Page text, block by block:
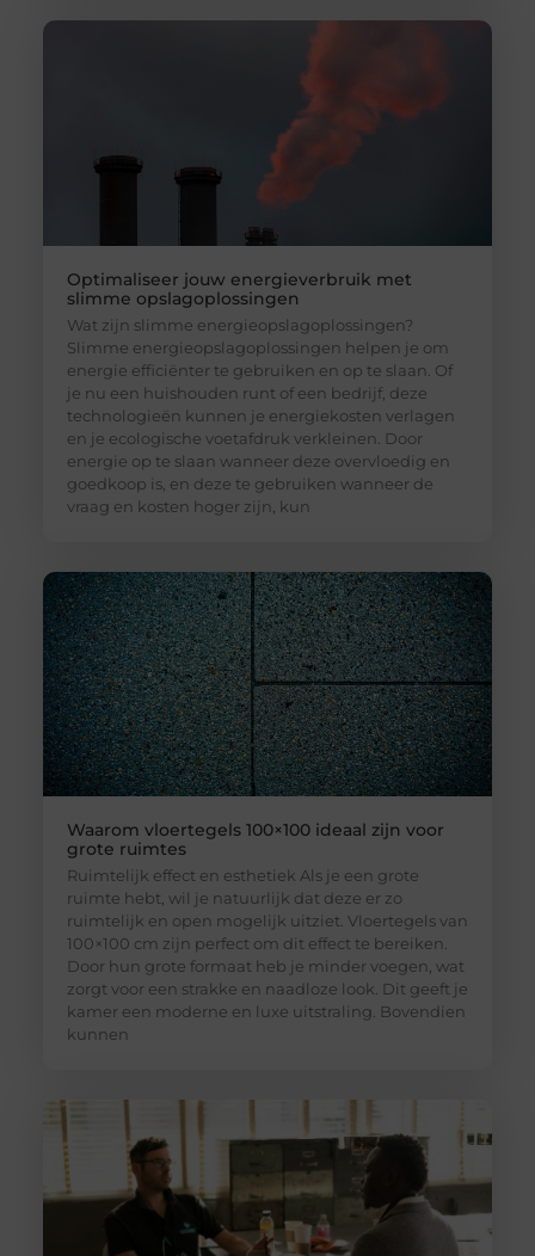
Optimaliseer jouw energieverbruik met
slimme opslagoplossingen
Wat zijn slimme energieopslagoplossingen?
Slimme energieopslagoplossingen helpen je om
energie efficiënter te gebruiken en op te slaan. Of
je nu een huishouden runt of een bedrijf, deze
technologieën kunnen je energiekosten verlagen
en je ecologische voetafdruk verkleinen. Door
energie op te slaan wanneer deze overvloedig en
goedkoop is, en deze te gebruiken wanneer de
vraag en kosten hoger zijn, kun
Waarom vloertegels 100×100 ideaal zijn voor
grote ruimtes
Ruimtelijk effect en esthetiek Als je een grote
ruimte hebt, wil je natuurlijk dat deze er zo
ruimtelijk en open mogelijk uitziet. Vloertegels van
100×100 cm zijn perfect om dit effect te bereiken.
Door hun grote formaat heb je minder voegen, wat
zorgt voor een strakke en naadloze look. Dit geeft je
kamer een moderne en luxe uitstraling. Bovendien
kunnen